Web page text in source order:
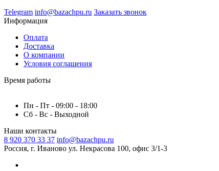
Telegram info@bazachpu.ru Заказать звонок
Информация
Оплата
Доставка
О компании
Условия соглашения
Время работы
Пн - Пт - 09:00 - 18:00
Сб - Вс - Выходной
Наши контакты
8 920 370 33 37 info@bazachpu.ru
Россия, г. Иваново ул. Некрасова 100, офис 3/1-3